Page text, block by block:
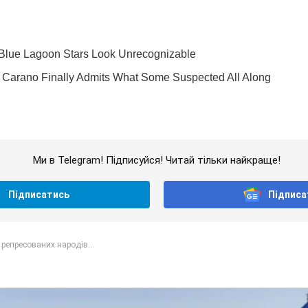
Ми в Telegram! Підписуйся! Читай тільки найкраще!
Підписатись
народів...